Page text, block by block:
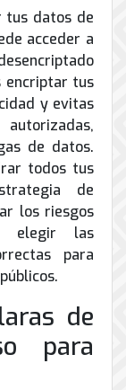
tus datos de
acceder a
encriptar tus
y evitas
de datos.
todos tus
de
los riesgos
elegir las
para
de
para